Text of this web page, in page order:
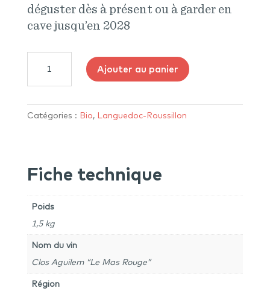
déguster dès à présent ou à garder en
cave jusqu’en 2028
Clos
“Le
–
IGP
Saint
Guilhem
le
Ajouter au panier
Catégories : Bio, Languedoc-Roussillon
Fiche technique
Poids
1,5 kg
Nom du vin
Clos Aguilem “Le Mas Rouge”
Région